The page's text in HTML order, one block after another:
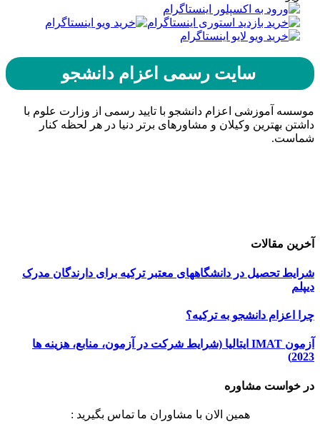
سایت رسمی اعزام دانشجو
موسسه آموزشی اعزام دانشجو با تایید رسمی از وزارت علوم با
داشتن بهترین وکیلان و مشاورهای برتر دنیا در هر لحظه کنار
شماست.
آخرین مقالات
شرایط تحصیل در دانشگاههای معتبر ترکیه برای دارندگان مدرک
دیپلم
چرا اعزام دانشجو به ترکیه؟
آزمون IMAT ایتالیا (شرایط شرکت در آزمون، منابع، هزینه ها
2023)
در خواست مشاوره
همین الان با مشاوران ما تماس بگیرید :